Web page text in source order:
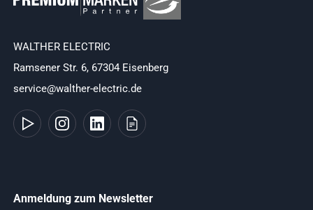
WALTHER ELECTRIC
Ramsener Str. 6, 67304 Eisenberg
service@walther-electric.de
Anmeldung zum Newsletter